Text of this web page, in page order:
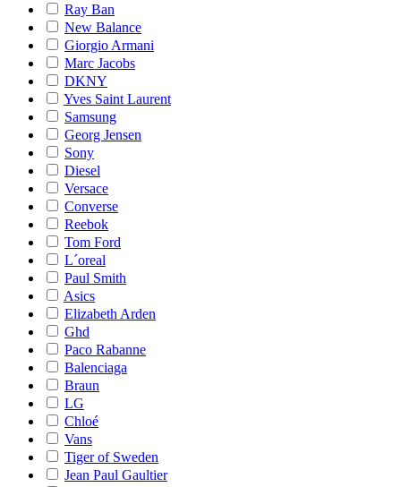
Ray Ban
New Balance
Giorgio Armani
Marc Jacobs
DKNY
Yves Saint Laurent
Samsung
Georg Jensen
Sony
Diesel
Versace
Converse
Reebok
Tom Ford
L´oreal
Paul Smith
Asics
Elizabeth Arden
Ghd
Paco Rabanne
Balenciaga
Braun
LG
Chloé
Vans
Tiger of Sweden
Jean Paul Gaultier